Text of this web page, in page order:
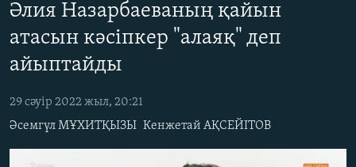
to
main
Skip
Search
ҚАҢТАР ОҚИҒАСЫ
АДАМ ҚҰҚЫҚТАРЫ
ӘЛЕМ
АРНАЙЫ ЖОБАЛАР
Әлия Назарбаеваның қайын
атасын кәсіпкер "алаяқ" деп
айыптайды
29 сәуір 2022 жыл, 20:21
Әсемгүл МҰХИТҚЫЗЫ Кенжетай АҚСЕЙІТОВ